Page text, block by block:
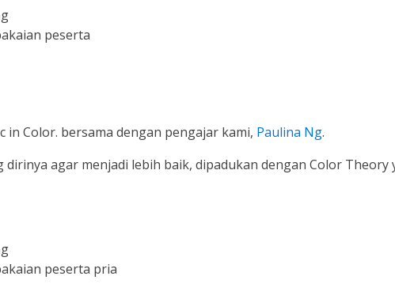
peserta
Color. bersama dengan pengajar kami, Paulina Ng.
agar menjadi lebih baik, dipadukan dengan Color Theory
peserta pria